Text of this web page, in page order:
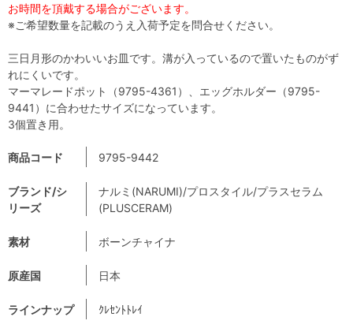
商品コード 9795-9442
ブランド/シ
リーズ
ナルミ(NARUMI)/プロスタイル/プラスセラム
(PLUSCERAM)
素材 ボーンチャイナ
原産国 日本
ラインナップ ｸﾚｾﾝﾄﾄﾚｲ
お時間を頂戴する場合がございます。
※ご希望数量を記載のうえ入荷予定を問合せください。
三日月形のかわいいお皿です。溝が入っているので置いたものがず
れにくいです。
マーマレードポット（9795-4361）、エッグホルダー（9795-
9441）に合わせたサイズになっています。
3個置き用。